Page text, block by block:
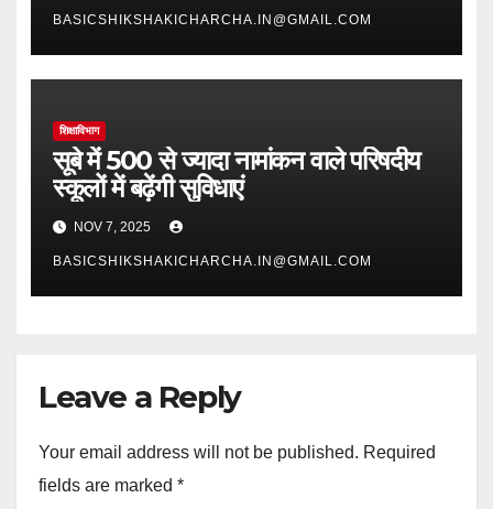
BASICSHIKSHAKICHARCHA.IN@GMAIL.COM
शिक्षाविभाग
सूबे में 500 से ज्यादा नामांकन वाले परिषदीय
स्कूलों में बढ़ेंगी सुविधाएं
NOV 7, 2025
BASICSHIKSHAKICHARCHA.IN@GMAIL.COM
Leave a Reply
Your email address will not be published. Required
fields are marked *